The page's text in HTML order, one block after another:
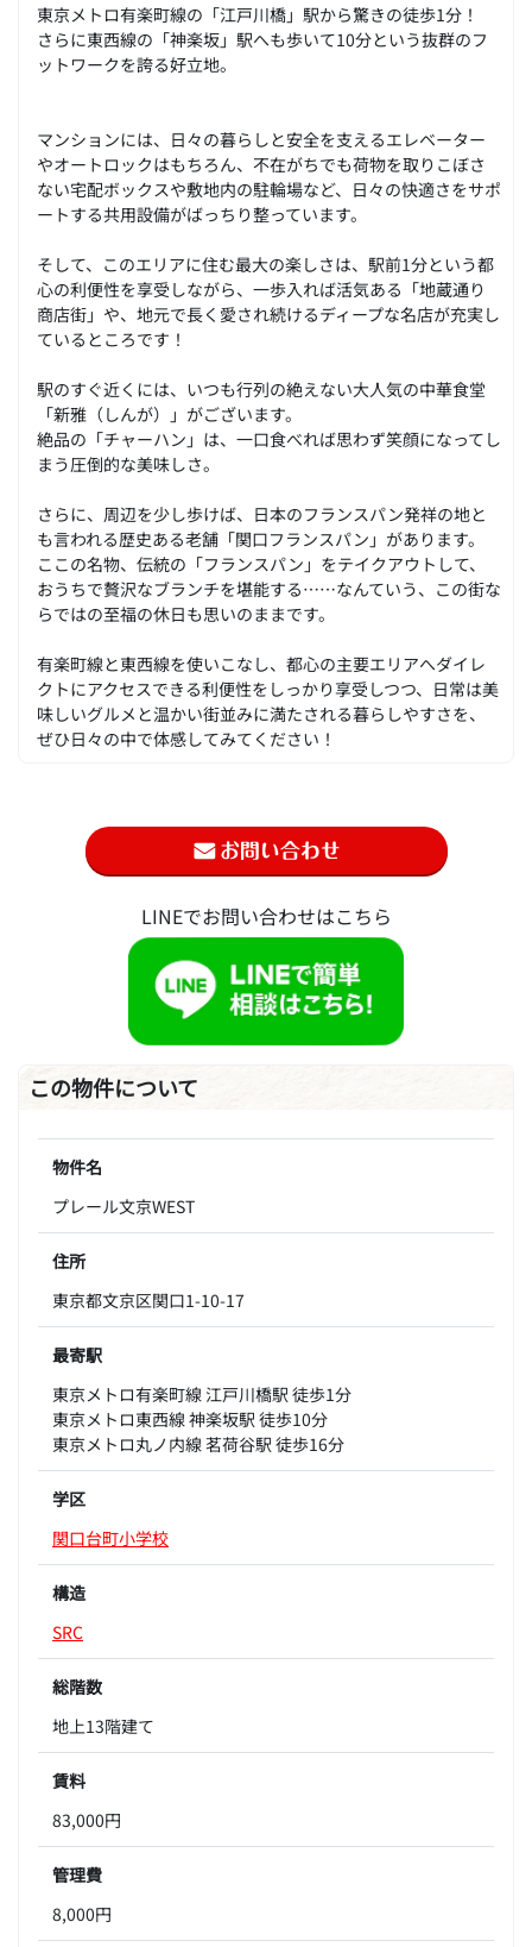
東京メトロ有楽町線の「江戸川橋」駅から驚きの徒歩1分！
さらに東西線の「神楽坂」駅へも歩いて10分という抜群のフ
ットワークを誇る好立地。
マンションには、日々の暮らしと安全を支えるエレベーター
やオートロックはもちろん、不在がちでも荷物を取りこぼさ
ない宅配ボックスや敷地内の駐輪場など、日々の快適さをサポ
ートする共用設備がばっちり整っています。
そして、このエリアに住む最大の楽しさは、駅前1分という都
心の利便性を享受しながら、一歩入れば活気ある「地蔵通り
商店街」や、地元で長く愛され続けるディープな名店が充実し
ているところです！
駅のすぐ近くには、いつも行列の絶えない大人気の中華食堂
「新雅（しんが）」がございます。
絶品の「チャーハン」は、一口食べれば思わず笑顔になってし
まう圧倒的な美味しさ。
さらに、周辺を少し歩けば、日本のフランスパン発祥の地と
も言われる歴史ある老舗「関口フランスパン」があります。
ここの名物、伝統の「フランスパン」をテイクアウトして、
おうちで贅沢なブランチを堪能する……なんていう、この街な
らではの至福の休日も思いのままです。
有楽町線と東西線を使いこなし、都心の主要エリアへダイレ
クトにアクセスできる利便性をしっかり享受しつつ、日常は美
味しいグルメと温かい街並みに満たされる暮らしやすさを、
ぜひ日々の中で体感してみてください！
LINEでお問い合わせはこちら
この物件について
物件名
プレール文京WEST
住所
東京都文京区関口1-10-17
最寄駅
東京メトロ有楽町線 江戸川橋駅 徒歩1分
東京メトロ東西線 神楽坂駅 徒歩10分
東京メトロ丸ノ内線 茗荷谷駅 徒歩16分
学区
関口台町小学校
構造
SRC
総階数
地上13階建て
賃料
83,000円
管理費
8,000円